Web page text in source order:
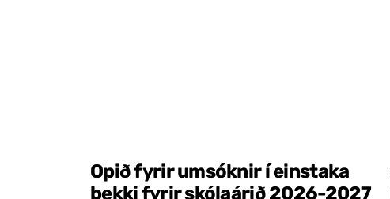
Opið fyrir umsóknir í einstaka
bekki fyrir skólaárið 2026-2027